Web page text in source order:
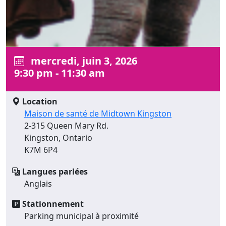
mercredi, juin 3, 2026
9:30 pm - 11:30 am
Location
Maison de santé de Midtown Kingston
2-315 Queen Mary Rd.
Kingston, Ontario
K7M 6P4
Langues parlées
Anglais
Stationnement
Parking municipal à proximité